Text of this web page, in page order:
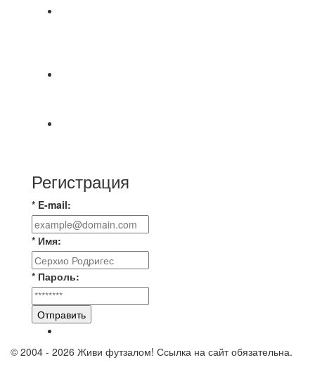
Регистрация
* E-mail:
* Имя:
* Пароль:
Отправить
© 2004 - 2026 Живи футзалом! Ссылка на сайт обязательна.